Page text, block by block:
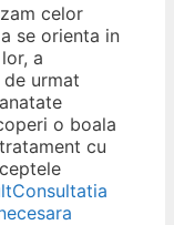
celor
se orienta in
a
urmat
o boala
cu
Consultatia